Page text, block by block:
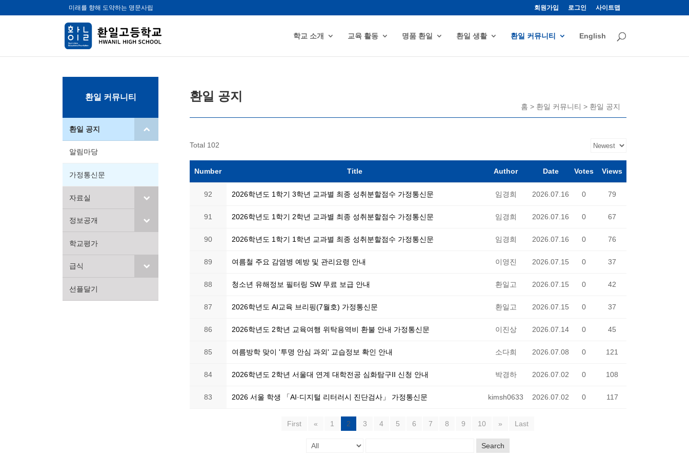
미래를 향해 도약하는 명문사립 회원가입 로그인 사이트맵
학교 소개 교육 활동 명품 환일 환일 생활 환일 커뮤니티 English
환일 커뮤니티
환일 공지
알림마당
가정통신문
자료실
정보공개
학교평가
급식
선플달기
환일 공지
홈 > 환일 커뮤니티 > 환일 공지
Total 102
Number Title Author Date Votes Views
92 2026학년도 1학기 3학년 교과별 최종 성취분할점수 가정통신문 임경희 2026.07.16 0 79
91 2026학년도 1학기 2학년 교과별 최종 성취분할점수 가정통신문 임경희 2026.07.16 0 67
90 2026학년도 1학기 1학년 교과별 최종 성취분할점수 가정통신문 임경희 2026.07.16 0 76
89 여름철 주요 감염병 예방 및 관리요령 안내 이영진 2026.07.15 0 37
88 청소년 유해정보 필터링 SW 무료 보급 안내 환일고 2026.07.15 0 42
87 2026학년도 AI교육 브리핑(7월호) 가정통신문 환일고 2026.07.15 0 37
86 2026학년도 2학년 교육여행 위탁용역비 환불 안내 가정통신문 이진상 2026.07.14 0 45
85 여름방학 맞이 '투명 안심 과외' 교습정보 확인 안내 소다희 2026.07.08 0 121
84 2026학년도 2학년 서울대 연계 대학전공 심화탐구II 신청 안내 박경하 2026.07.02 0 108
83 2026 서울 학생 「AI·디지털 리터러시 진단검사」 가정통신문 kimsh0633 2026.07.02 0 117
First « 1 2 3 4 5 6 7 8 9 10 » Last
Search